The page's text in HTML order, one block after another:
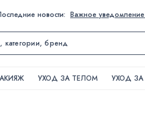
новости: Важное
УХОД ЗА ТЕЛОМ УХОД